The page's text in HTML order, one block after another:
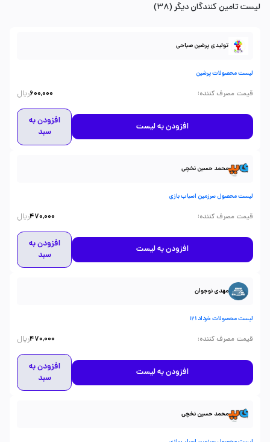
لیست تامین کنندگان دیگر (38)
تولیدی پرشین صباحی
لیست محصولات پرشین
قیمت مصرف کننده:
600,000ریال
افزودن به لیست
افزودن به
سبد
محمد حسین نخچی
لیست محصول سرزمین اسباب بازی
قیمت مصرف کننده:
470,000ریال
افزودن به لیست
افزودن به
سبد
مهدی نوجوان
لیست محصولات خرداد 121
قیمت مصرف کننده:
470,000ریال
افزودن به لیست
افزودن به
سبد
محمد حسین نخچی